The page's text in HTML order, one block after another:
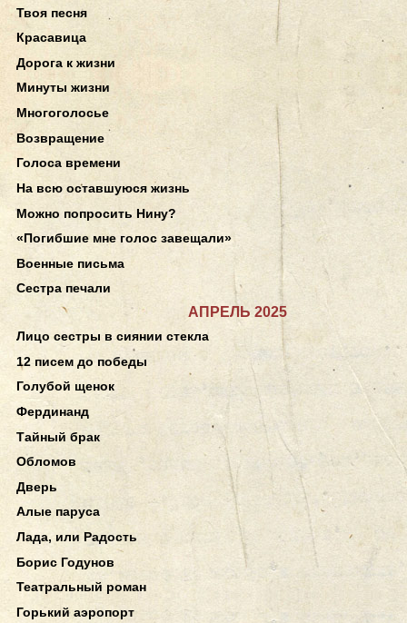
Твоя песня
Красавица
Дорога к жизни
Минуты жизни
Многоголосье
Возвращение
Голоса времени
На всю оставшуюся жизнь
Можно попросить Нину?
«Погибшие мне голос завещали»
Военные письма
Сестра печали
АПРЕЛЬ 2025
Лицо сестры в сиянии стекла
12 писем до победы
Голубой щенок
Фердинанд
Тайный брак
Обломов
Дверь
Алые паруса
Лада, или Радость
Борис Годунов
Театральный роман
Горький аэропорт